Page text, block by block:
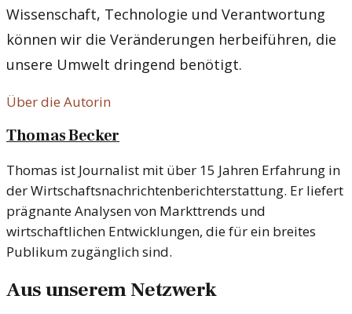
Wissenschaft, Technologie und Verantwortung
können wir die Veränderungen herbeiführen, die
unsere Umwelt dringend benötigt.
Über die Autorin
Thomas Becker
Thomas ist Journalist mit über 15 Jahren Erfahrung in
der Wirtschaftsnachrichtenberichterstattung. Er liefert
prägnante Analysen von Markttrends und
wirtschaftlichen Entwicklungen, die für ein breites
Publikum zugänglich sind.
Aus unserem Netzwerk